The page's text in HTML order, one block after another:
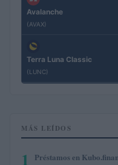
Avalanche
(AVAX)
Terra Luna Classic
(LUNC)
MÁS LEÍDOS
1 Préstamos en